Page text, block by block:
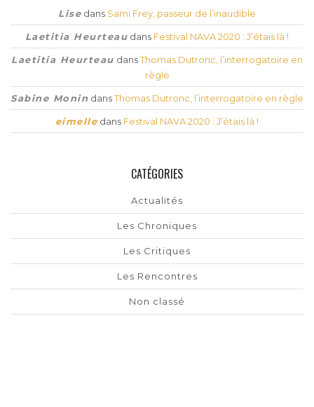
Lise dans Sami Frey, passeur de l’inaudible
Laetitia Heurteau dans Festival NAVA 2020 : J’étais là !
Laetitia Heurteau dansThomas Dutronc, l’interrogatoire en
règle
Sabine Monin dansThomas Dutronc, l’interrogatoire en règle
eimelle dans Festival NAVA 2020 : J’étais là !
CATÉGORIES
Actualités
Les Chroniques
Les Critiques
Les Rencontres
Non classé